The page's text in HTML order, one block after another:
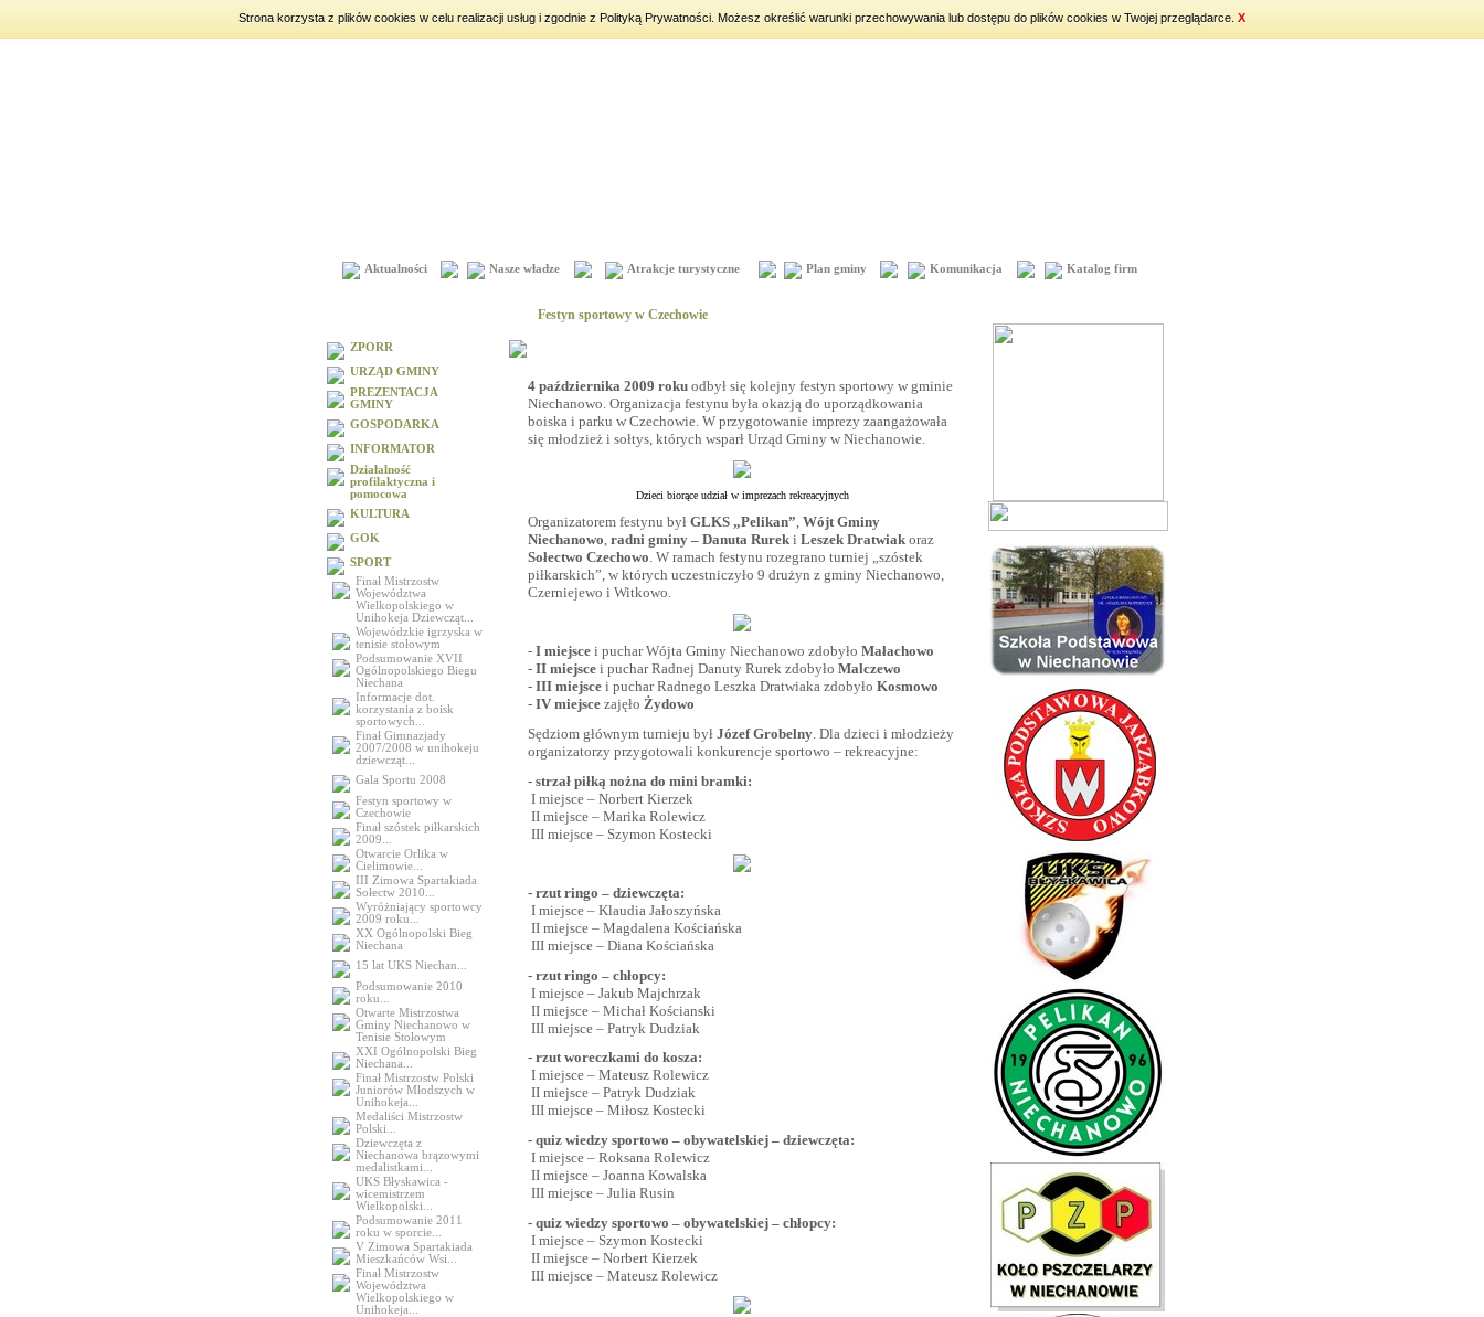
Strona korzysta z plików cookies w celu realizacji usług i zgodnie z Polityką Prywatności. Możesz określić warunki przechowywania lub dostępu do plików cookies w Twojej przeglądarce. X
piątek 7 sierpnia 2026 |imieniny:Dorota, Konrad, Kajetan
Aktualności Nasze władze Atrakcje turystyczne Plan gminy Komunikacja Katalog firm
ZPORR
URZĄD GMINY
PREZENTACJA
GMINY
GOSPODARKA
INFORMATOR
Działalność
profilaktyczna i
pomocowa
KULTURA
GOK
SPORT
Finał Mistrzostw
Województwa
Wielkopolskiego w
Unihokeja Dziewcząt...
Wojewódzkie igrzyska w
tenisie stołowym
Podsumowanie XVII
Ogólnopolskiego Biegu
Niechana
Informacje dot.
korzystania z boisk
sportowych...
Finał Gimnazjady
2007/2008 w unihokeju
dziewcząt...
Gala Sportu 2008
Festyn sportowy w
Czechowie
Finał szóstek piłkarskich
2009...
Otwarcie Orlika w
Cielimowie...
III Zimowa Spartakiada
Sołectw 2010...
Wyróżniający sportowcy
2009 roku...
XX Ogólnopolski Bieg
Niechana
15 lat UKS Niechan...
Podsumowanie 2010
roku...
Otwarte Mistrzostwa
Gminy Niechanowo w
Tenisie Stołowym
XXI Ogólnopolski Bieg
Niechana...
Finał Mistrzostw Polski
Juniorów Młodszych w
Unihokeja...
Medaliści Mistrzostw
Polski...
Dziewczęta z
Niechanowa brązowymi
medalistkami...
UKS Błyskawica -
wicemistrzem
Wielkopolski...
Podsumowanie 2011
roku w sporcie...
V Zimowa Spartakiada
Mieszkańców Wsi...
Finał Mistrzostw
Województwa
Wielkopolskiego w
Unihokeja...
Festyn sportowy w Czechowie
4 października 2009 roku odbył się kolejny festyn sportowy w gminie
Niechanowo. Organizacja festynu była okazją do uporządkowania
boiska i parku w Czechowie. W przygotowanie imprezy zaangażowała
się młodzież i sołtys, których wsparł Urząd Gminy w Niechanowie.
Dzieci biorące udział w imprezach rekreacyjnych
Organizatorem festynu był GLKS „Pelikan” Wójt Gminy
Niechanowo radni gminy – Danuta Rurek i Leszek Dratwiak oraz
Sołectwo Czechowo . W ramach festynu rozegrano turniej „szóstek
piłkarskich”, w których uczestniczyło 9 drużyn z gminy Niechanowo,
Czerniejewo i Witkowo.
- I miejsce i puchar Wójta Gminy Niechanowo zdobyło Małachowo
- II miejsce i puchar Radnej Danuty Rurek zdobyło Malczewo
- III miejsce i puchar Radnego Leszka Dratwiaka zdobyło Kosmowo
- IV miejsce zajęło Żydowo
Sędziom głównym turnieju był Józef Grobelny . Dla dzieci i młodzieży
organizatorzy przygotowali konkurencje sportowo – rekreacyjne:
- strzał piłką nożna do mini bramki:
I miejsce – Norbert Kierzek
II miejsce – Marika Rolewicz
III miejsce – Szymon Kostecki
- rzut ringo – dziewczęta:
I miejsce – Klaudia Jałoszyńska
II miejsce – Magdalena Kościańska
III miejsce – Diana Kościańska
- rzut ringo – chłopcy:
I miejsce – Jakub Majchrzak
II miejsce – Michał Kościanski
III miejsce – Patryk Dudziak
- rzut woreczkami do kosza:
I miejsce – Mateusz Rolewicz
II miejsce – Patryk Dudziak
III miejsce – Miłosz Kostecki
- quiz wiedzy sportowo – obywatelskiej – dziewczęta:
I miejsce – Roksana Rolewicz
II miejsce – Joanna Kowalska
III miejsce – Julia Rusin
- quiz wiedzy sportowo – obywatelskiej – chłopcy:
I miejsce – Szymon Kostecki
II miejsce – Norbert Kierzek
III miejsce – Mateusz Rolewicz